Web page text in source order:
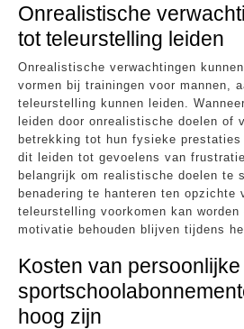
Onrealistische
tot teleurstelling leiden
Onrealistische verwachtingen
vormen bij trainingen voor mannen,
teleurstelling kunnen leiden.
leiden door onrealistische doelen of
betrekking tot hun fysieke
dit leiden tot gevoelens van
belangrijk om realistische doelen te
benadering te hanteren ten opzichte
teleurstelling voorkomen kan
motivatie behouden blijven tijdens
Kosten van
hoog zijn